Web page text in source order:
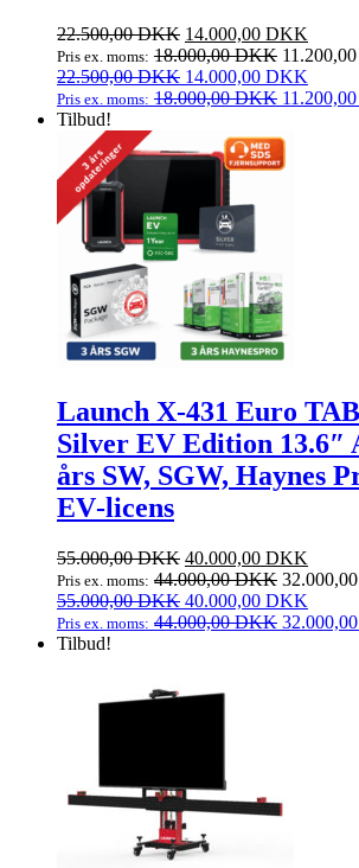
22.500,00DKK Den
oprindelige
pris
var:
14.000,00 DKK
er:
Pris ex. moms: 18.000,00DKK 11.200,00
22.500,00DKK Den
oprindelige
22.500,00 DKK.
14.000,00 DKK
Pris ex. moms: 18.000,00DKK 11.200,00
Tilbud!
Launch X‑431 Euro
Silver EV Edition 13.6″
års SW, SGW, Haynes
EV‑licens
55.000,00DKK Den
oprindelige
pris
var:
40.000,00 DKK
er:
Pris ex. moms: 44.000,00DKK 32.000,00
55.000,00DKK Den
oprindelige
40.000,00 DKK
Pris ex. moms: 44.000,00DKK 32.000,00
Tilbud!